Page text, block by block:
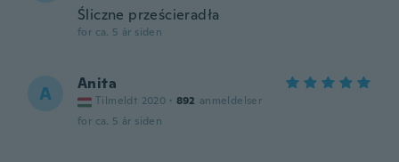
Śliczne prześcieradła
for ca. 5 år siden
A Anita
Tilmeldt 2020 · 892 anmeldelser
for ca. 5 år siden